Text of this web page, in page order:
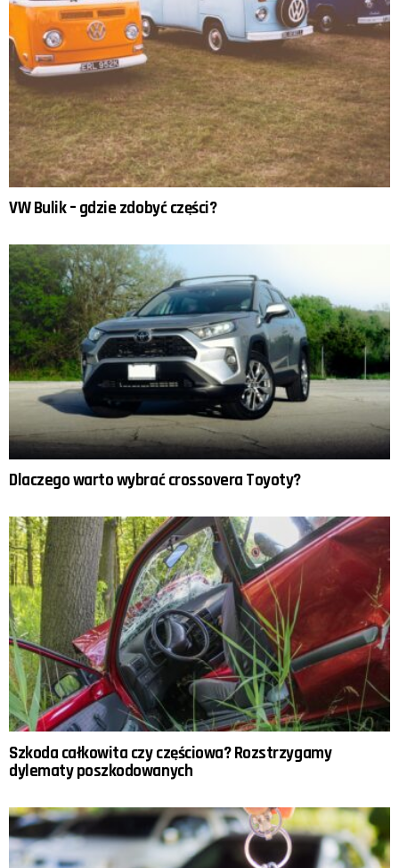
VW Bulik – gdzie zdobyć części?
Dlaczego warto wybrać crossovera Toyoty?
Szkoda całkowita czy częściowa? Rozstrzygamy
dylematy poszkodowanych